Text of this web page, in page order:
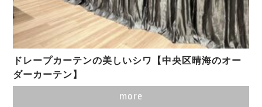
ドレープカーテンの美しいシワ【中央区晴海のオー
ダーカーテン】
more